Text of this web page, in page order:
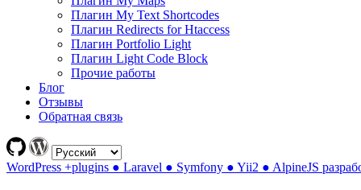
Плагин My Text Shortcodes
Плагин Redirects for Htaccess
Плагин Portfolio Light
Плагин Light Code Block
Прочие работы
Блог
Отзывы
Обратная связь
WordPress +plugins ● Laravel ● Symfony ● Yii2 ● AlpineJS